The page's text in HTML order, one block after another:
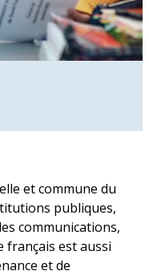
et commune du
publiques,
communications,
français est aussi
et de